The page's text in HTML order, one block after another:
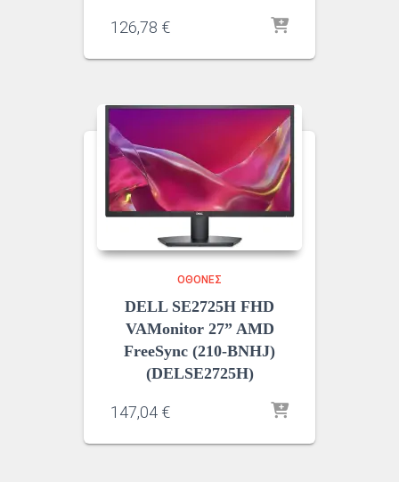
126,78 €
ΟΘΌΝΕΣ
DELL SE2725H FHD
VAMonitor 27” AMD
FreeSync (210-BNHJ)
(DELSE2725H)
147,04 €